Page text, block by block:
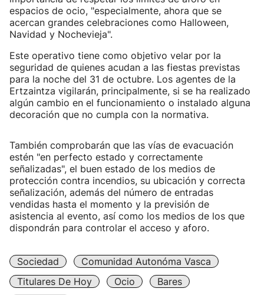
espacios de ocio, "especialmente, ahora que se
acercan grandes celebraciones como Halloween,
Navidad y Nochevieja".
Este operativo tiene como objetivo velar por la
seguridad de quienes acudan a las fiestas previstas
para la noche del 31 de octubre. Los agentes de la
Ertzaintza vigilarán, principalmente, si se ha realizado
algún cambio en el funcionamiento o instalado alguna
decoración que no cumpla con la normativa.
También comprobarán que las vías de evacuación
estén "en perfecto estado y correctamente
señalizadas", el buen estado de los medios de
protección contra incendios, su ubicación y correcta
señalización, además del número de entradas
vendidas hasta el momento y la previsión de
asistencia al evento, así como los medios de los que
dispondrán para controlar el acceso y aforo.
Sociedad
Comunidad Autonóma Vasca
Titulares De Hoy
Ocio
Bares